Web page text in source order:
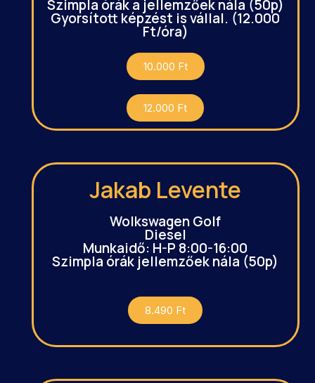
Szimpla órák a jellemzőek nála (50p)
Gyorsított képzést is vállal. (12.000
Ft/óra)
10.000 Ft
12.000 Ft
Jakab Levente
Wolkswagen Golf
Diesel
Munkaidő: H-P 8:00-16:00
Szimpla órák jellemzőek nála (50p)
8.490 Ft